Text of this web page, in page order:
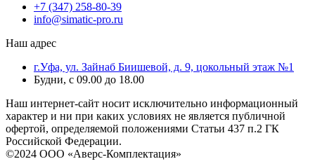
+7 (347) 258-80-39
info@simatic-pro.ru
Наш адрес
г.Уфа, ул. Зайнаб Биишевой, д. 9, цокольный этаж №1
Будни, с 09.00 до 18.00
Наш интернет-сайт носит исключительно информационный
характер и ни при каких условиях не является публичной
офертой, определяемой положениями Статьи 437 п.2 ГК
Российской Федерации.
©2024 ООО «Аверс-Комплектация»